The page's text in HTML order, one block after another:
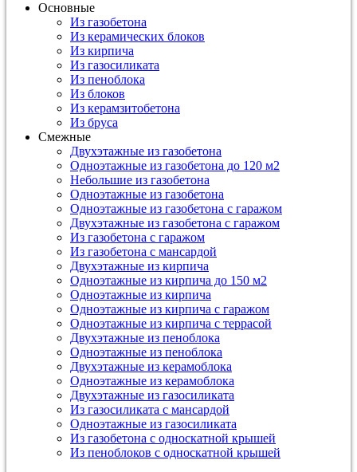
Основные
Из газобетона
Из керамических блоков
Из кирпича
Из газосиликата
Из пеноблока
Из блоков
Из керамзитобетона
Из бруса
Смежные
Двухэтажные из газобетона
Одноэтажные из газобетона до 120 м2
Небольшие из газобетона
Одноэтажные из газобетона
Одноэтажные из газобетона с гаражом
Двухэтажные из газобетона с гаражом
Из газобетона с гаражом
Из газобетона с мансардой
Двухэтажные из кирпича
Одноэтажные из кирпича до 150 м2
Одноэтажные из кирпича
Одноэтажные из кирпича с гаражом
Одноэтажные из кирпича с террасой
Двухэтажные из пеноблока
Одноэтажные из пеноблока
Двухэтажные из керамоблока
Одноэтажные из керамоблока
Двухэтажные из газосиликата
Из газосиликата с мансардой
Одноэтажные из газосиликата
Из газобетона с односкатной крышей
Из пеноблоков с односкатной крышей